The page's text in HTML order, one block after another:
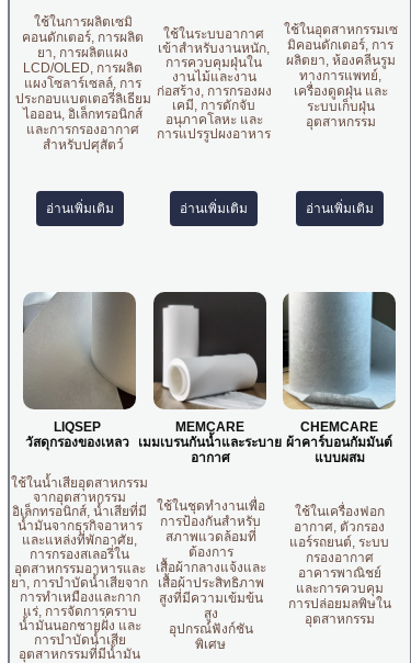
ใช้ในการผลิตเซมิ
คอนดักเตอร์, การผลิต
ยา, การผลิตแผง
LCD/OLED, การผลิต
แผงโซลาร์เซลล์, การ
ประกอบแบตเตอรี่ลิเธียม
ไอออน, อิเล็กทรอนิกส์
และการกรองอากาศ
สำหรับปศุสัตว์
CHEMCARE
ผ้าคาร์บอนกัมมันต์
แบบผสม
อ่านเพิ่มเติม
ใช้ในเครื่องฟอก
อากาศ, ตัวกรอง
แอร์รถยนต์, ระบบ
กรองอากาศ
อาคารพาณิชย์
และการควบคุม
การปล่อยมลพิษใน
อุตสาหกรรม
ใช้ในระบบอากาศ
เข้าสำหรับงานหนัก,
การควบคุมฝุ่นใน
งานไม้และงาน
ก่อสร้าง, การกรองผง
เคมี, การดักจับ
อนุภาคโลหะ และ
การแปรรูปผงอาหาร
อ่านเพิ่มเติม
ใช้ในอุตสาหกรรมเซ
มิคอนดักเตอร์, การ
ผลิตยา, ห้องคลีนรูม
ทางการแพทย์,
เครื่องดูดฝุ่น และ
ระบบเก็บฝุ่น
อุตสาหกรรม
อ่านเพิ่มเติม
LIQSEP
วัสดุกรองของเหลว
ใช้ในน้ำเสียอุตสาหกรรม
จากอุตสาหกรรม
อิเล็กทรอนิกส์, น้ำเสียที่มี
น้ำมันจากธุรกิจอาหาร
และแหล่งที่พักอาศัย,
การกรองสเลอรี่ใน
อุตสาหกรรมอาหารและ
ยา, การบำบัดน้ำเสียจาก
การทำเหมืองและกาก
แร่, การจัดการคราบ
น้ำมันนอกชายฝั่ง และ
การบำบัดน้ำเสีย
อุตสาหกรรมที่มีน้ำมัน
MEMCARE
เมมเบรนกันน้ำและระบาย
อากาศ
ใช้ในชุดทำงานเพื่อ
การป้องกันสำหรับ
สภาพแวดล้อมที่
ต้องการ
เสื้อผ้ากลางแจ้งและ
เสื้อผ้าประสิทธิภาพ
สูงที่มีความเข้มข้น
สูง
อุปกรณ์ฟังก์ชัน
พิเศษ